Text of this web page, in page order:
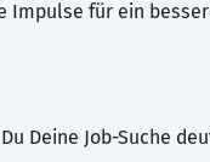
für ein
Deine Job-Suche